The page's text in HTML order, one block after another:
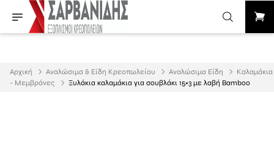
Αρχική Αναλώσιμα & Είδη Κρεοπωλείου Αναλώσιμα Είδη
Καλαμάκια
- Μεμβράνες
Ξυλάκια καλαμάκια για σουβλάκι 15×3 με λαβή Bamboo